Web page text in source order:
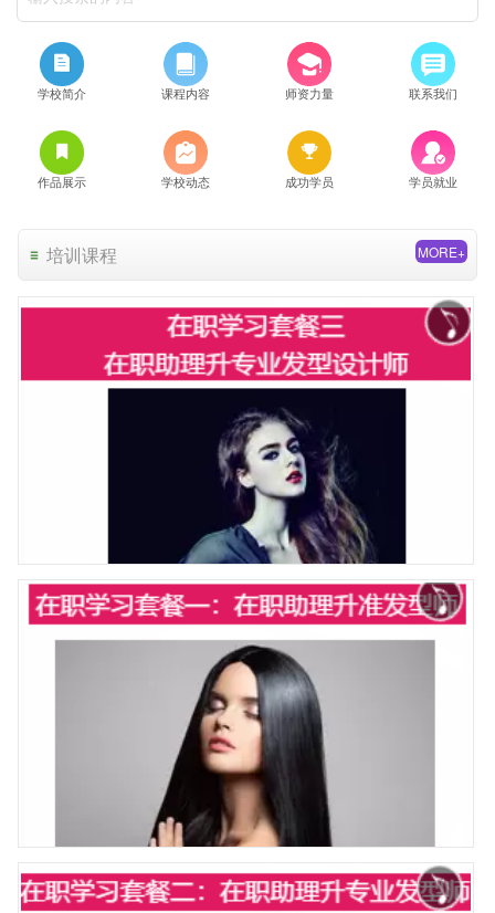
学校简介 课程内容 师资力量 联系我们
作品展示 学校动态 成功学员 学员就业
培训课程 MORE+
在职提升套餐三：助理升专业发型设计师
在职提升套餐一：助理升准发型师